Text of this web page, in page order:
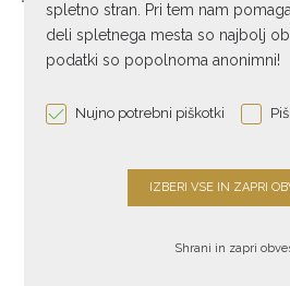
ORTOFON
ODJEMNA
spletno stran. Pri tem nam
deli spletnega mesta so najbolj
podatki so popolnoma anonimni!
Nujno potrebni piškotki
Shrani in zapri